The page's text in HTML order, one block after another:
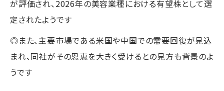
が評価され、2026年の美容業種における有望株として選
定されたようです
◎また、主要市場である米国や中国での需要回復が見込
まれ、同社がその恩恵を大きく受けるとの見方も背景のよ
うです